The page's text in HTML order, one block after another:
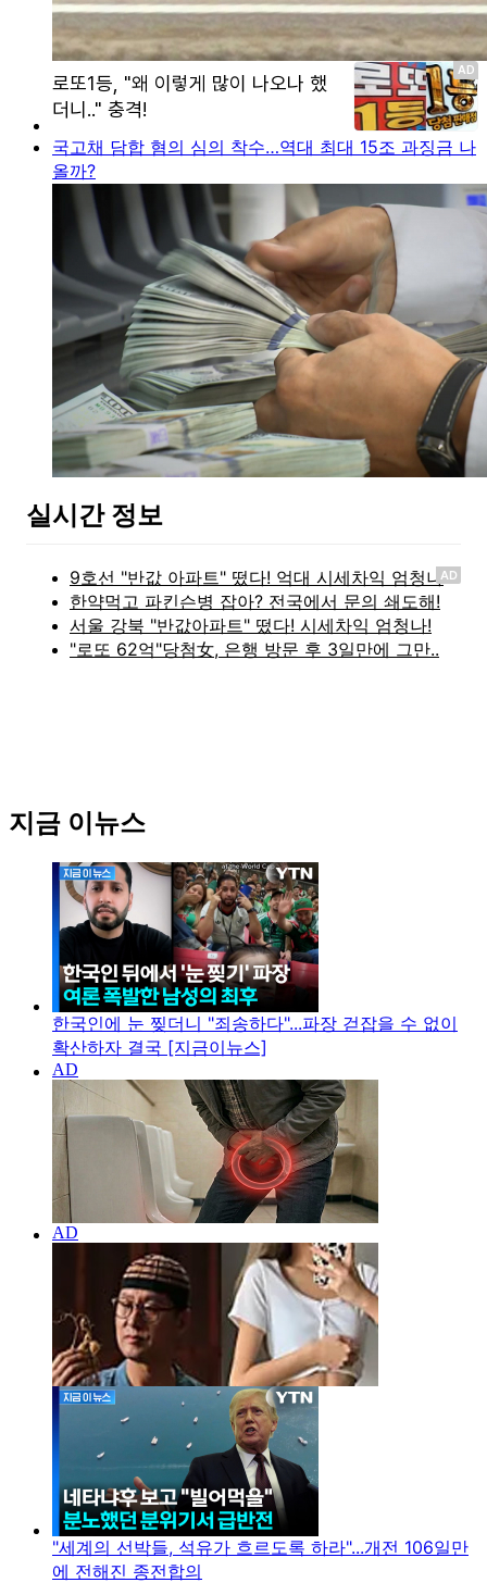
국고채 담합 혐의 심의 착수…역대 최대 15조 과징금 나
올까?
실시간 정보
AD
지금 이뉴스
한국인에 눈 찢더니 "죄송하다"...파장 걷잡을 수 없이
확산하자 결국 [지금이뉴스]
"세계의 선박들, 석유가 흐르도록 하라"...개전 106일만
에 전해진 종전합의